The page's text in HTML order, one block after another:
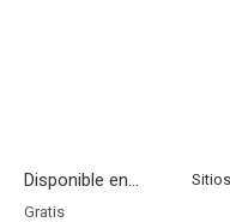
Disponible en...
Gratis